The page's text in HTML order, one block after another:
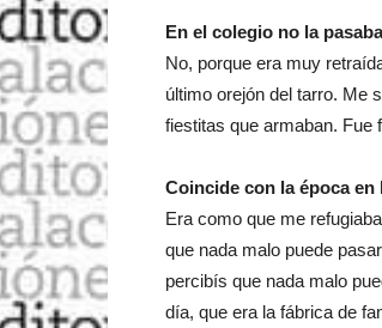
En el colegio no la
No, porque era muy
último orejón del tarro. Me
fiestitas que armaban. Fue
Coincide con la época
Era como que me
que nada malo puede
percibís que nada malo
día, que era la fábrica de